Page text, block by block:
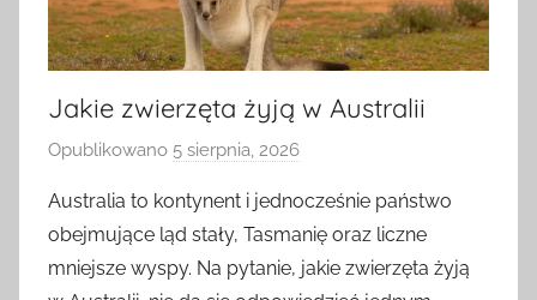
Jakie zwierzęta żyją w Australii
Opublikowano 5 sierpnia, 2026
z
e
z
Australia to kontynent i jednocześnie państwo
obejmujące ląd stały, Tasmanię oraz liczne
mniejsze wyspy. Na pytanie, jakie zwierzęta żyją